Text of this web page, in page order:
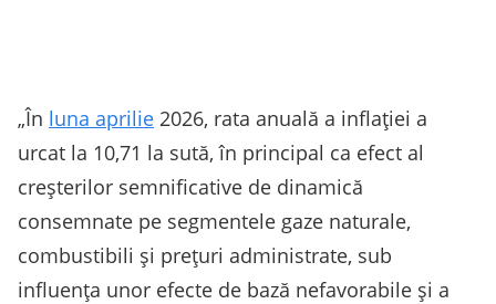
„În luna aprilie 2026, rata anuală a inflației a
urcat la 10,71 la sută, în principal ca efect al
creșterilor semnificative de dinamică
consemnate pe segmentele gaze naturale,
combustibili și prețuri administrate, sub
influența unor efecte de bază nefavorabile și a